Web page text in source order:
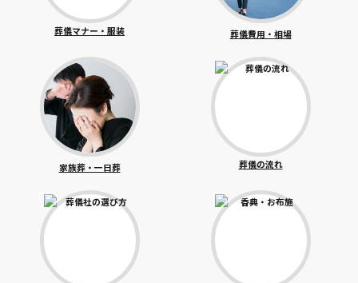
葬儀マナー・服装 葬儀費用・相場
家族葬・一日葬 葬儀の流れ